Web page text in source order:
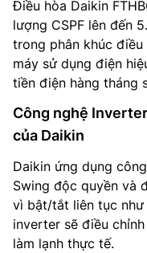
Điều hòa Daikin
lượng CSPF lên đến
trong phân khúc
máy sử dụng điện
tiền điện hàng tháng
Công nghệ
của Daikin
Daikin ứng dụng
Swing độc quyền và
vì bật/tắt liên tục như
inverter sẽ điều
làm lạnh thực tế.